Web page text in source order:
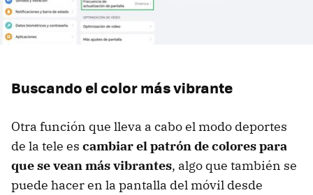
Buscando el color más vibrante
Otra función que lleva a cabo el modo deportes
de la tele es cambiar el patrón de colores para
que se vean más vibrantes, algo que también se
puede hacer en la pantalla del móvil desde